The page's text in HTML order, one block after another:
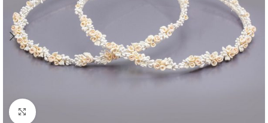
Κλικ για μεγέθυνση